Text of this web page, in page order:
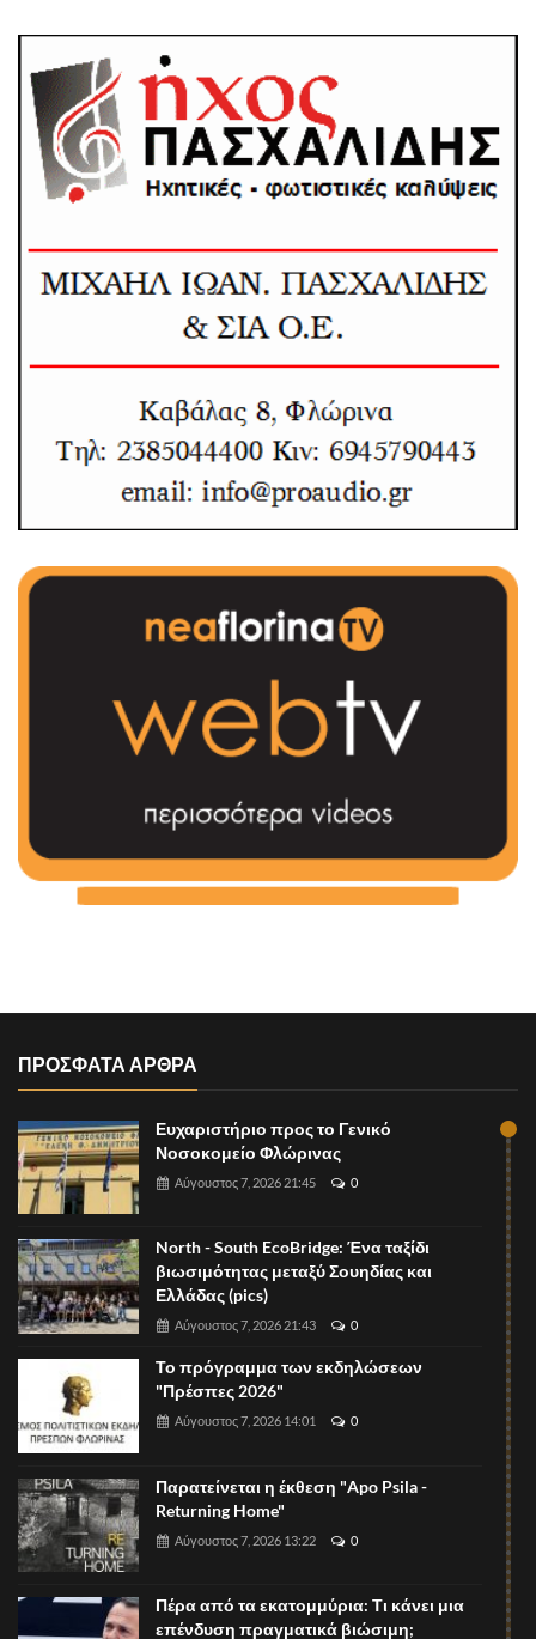
ΠΡΟΣΦΑΤΑ ΑΡΘΡΑ
Ευχαριστήριο προς το Γενικό
Νοσοκομείο Φλώρινας
Αύγουστος 7, 2026 21:45 0
North - South EcoBridge: Ένα ταξίδι
βιωσιμότητας μεταξύ Σουηδίας και
Ελλάδας (pics)
Αύγουστος 7, 2026 21:43 0
Το πρόγραμμα των εκδηλώσεων
"Πρέσπες 2026"
Αύγουστος 7, 2026 14:01 0
Παρατείνεται η έκθεση "Apo Psila -
Returning Home"
Αύγουστος 7, 2026 13:22 0
Πέρα από τα εκατομμύρια: Τι κάνει μια
επένδυση πραγματικά βιώσιμη;